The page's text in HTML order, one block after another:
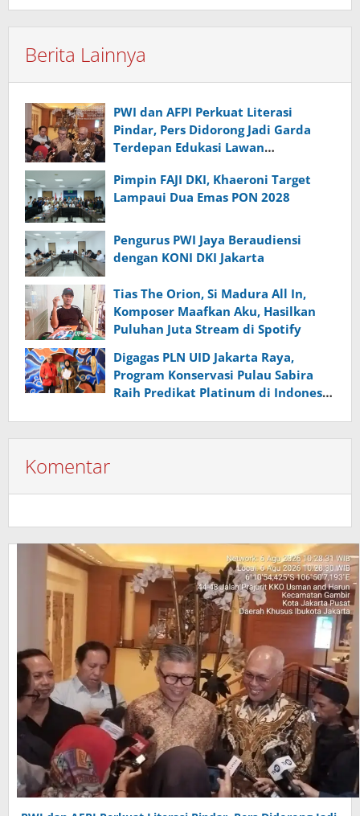
Berita Lainnya
PWI dan AFPI Perkuat Literasi
Pindar, Pers Didorong Jadi Garda
Terdepan Edukasi Lawan
Pimpin FAJI DKI, Khaeroni Target
Lampaui Dua Emas PON 2028
Pengurus PWI Jaya Beraudiensi
dengan KONI DKI Jakarta
Tias The Orion, Si Madura All In,
Komposer Maafkan Aku, Hasilkan
Puluhan Juta Stream di Spotify
Digagas PLN UID Jakarta Raya,
Program Konservasi Pulau Sabira
Raih Predikat Platinum di Indonesia
Komentar